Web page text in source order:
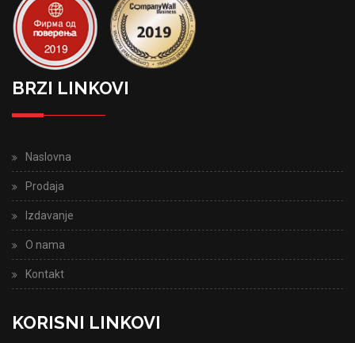
BRZI LINKOVI
Naslovna
Prodaja
Izdavanje
O nama
Kontakt
KORISNI LINKOVI